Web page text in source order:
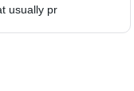
usually pr